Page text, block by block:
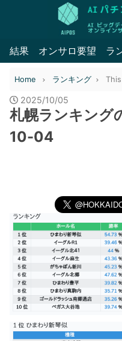
結果 オンサロ要望 ラ
Home ランキング
2025/10/05
札幌ランキング
10-04